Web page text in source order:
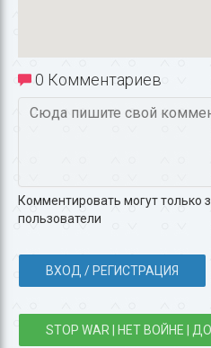
0 Комментариев
Комментировать могут только
пользователи
ВХОД / РЕГИСТРАЦИЯ
STOP WAR | НЕТ ВОЙНЕ |